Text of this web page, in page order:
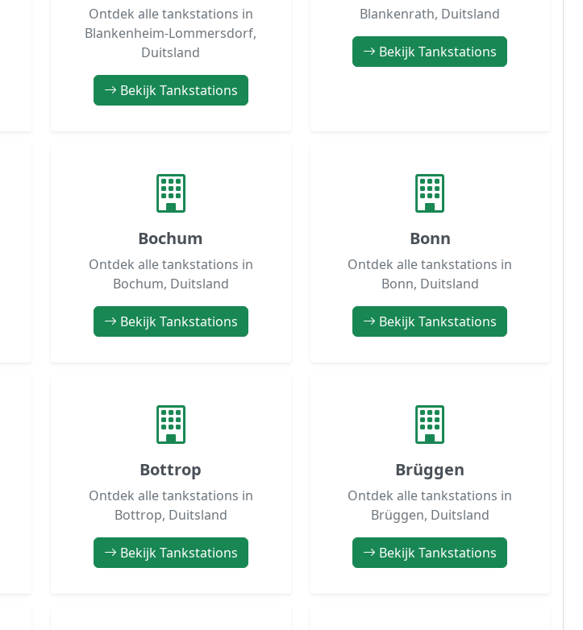
Ontdek alle tankstations in
Blankenheim-Lommersdorf,
Duitsland
Bekijk Tankstations
Blankenrath, Duitsland
Bekijk Tankstations
Bochum
Ontdek alle tankstations in
Bochum, Duitsland
Bekijk Tankstations
Bonn
Ontdek alle tankstations in
Bonn, Duitsland
Bekijk Tankstations
Bottrop
Ontdek alle tankstations in
Bottrop, Duitsland
Bekijk Tankstations
Brüggen
Ontdek alle tankstations in
Brüggen, Duitsland
Bekijk Tankstations